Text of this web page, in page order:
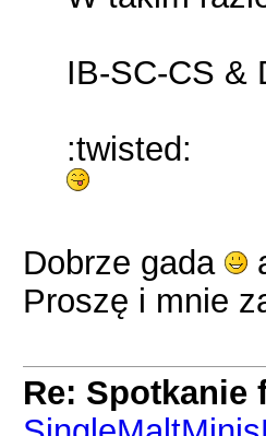
IB-SC-CS &
:twisted:
Dobrze gada
Proszę i mnie
Re: Spotkanie